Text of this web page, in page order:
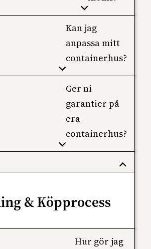
Kan jag
anpassa mitt
containerhus?
Ger ni
garantier på
era
containerhus?
& Köpprocess
Hur gör jag